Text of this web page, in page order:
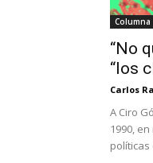
“No
“los
Carlos
A Ciro
1990,
políticas